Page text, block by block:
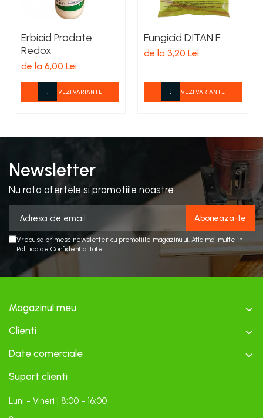
Erbicid Prodate
Redox
de la 6,00 Lei
VEZI VARIANTE
Fungicid DITAN F
de la 3,20 Lei
VEZI VARIANTE
Newsletter
Nu rata ofertele si promotiile noastre
Vreau sa primesc newsletter cu promotiile magazinului. Afla mai multe in
Politica de Confidentialitate
Magazinul meu
Clienti
Date comerciale
Suport clienti
Luni - Vineri | 8:00 - 16:00